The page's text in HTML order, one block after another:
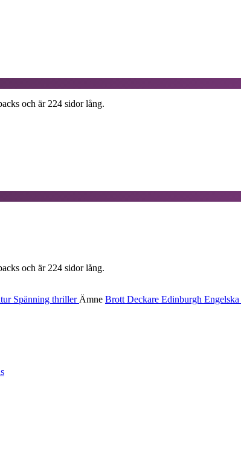
och är 224 sidor lång.
och är 224 sidor lång.
Spänning thriller Ämne Brott Deckare Edinburgh Engelska